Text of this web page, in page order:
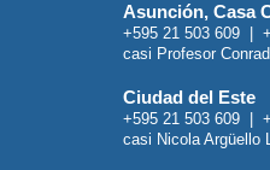
Asunción, Casa
+595 21 503 609 |
casi Profesor
Ciudad del Este
+595 21 503 609 |
casi Nicola Argüello